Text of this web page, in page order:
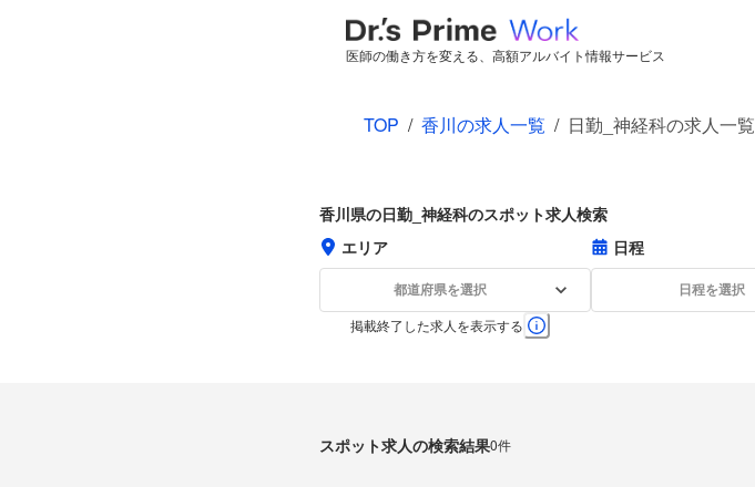
医師の働き方を変える、高額アルバイト情報サービス
TOP / 香川の求人一覧 / 日勤_神経科の求人一覧
香川県の日勤_神経科のスポット求人検索
エリア
都道府県を選択
日程
日程を選択
掲載終了した求人を表示する
スポット求人の検索結果0件